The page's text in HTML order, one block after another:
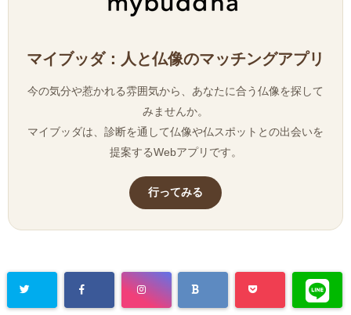
マイブッダ：人と仏像のマッチングアプリ
今の気分や惹かれる雰囲気から、あなたに合う仏像を探して
みませんか。
マイブッダは、診断を通して仏像や仏スポットとの出会いを
提案するWebアプリです。
行ってみる